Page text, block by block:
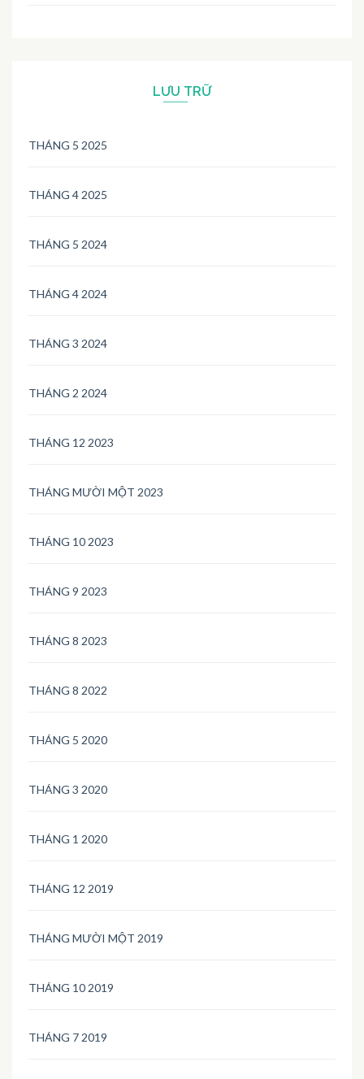
LƯU TRỮ
THÁNG 5 2025
THÁNG 4 2025
THÁNG 5 2024
THÁNG 4 2024
THÁNG 3 2024
THÁNG 2 2024
THÁNG 12 2023
THÁNG MƯỜI MỘT 2023
THÁNG 10 2023
THÁNG 9 2023
THÁNG 8 2023
THÁNG 8 2022
THÁNG 5 2020
THÁNG 3 2020
THÁNG 1 2020
THÁNG 12 2019
THÁNG MƯỜI MỘT 2019
THÁNG 10 2019
THÁNG 7 2019